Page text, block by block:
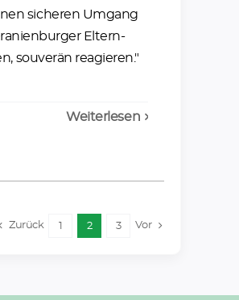
sicheren Umgang
Eltern-
souverän reagieren."
Weiterlesen
Zurück 1 2 3 Vor